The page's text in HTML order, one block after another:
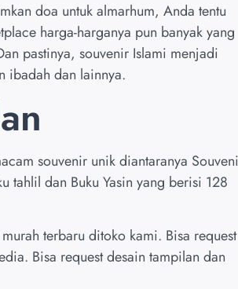
doa untuk almarhum, Anda tentu
harga-harganya pun banyak yang
pastinya, souvenir Islami menjadi
ibadah dan lainnya.
souvenir unik diantaranya
tahlil dan Buku Yasin yang berisi 128
terbaru ditoko kami. Bisa request
Bisa request desain tampilan dan